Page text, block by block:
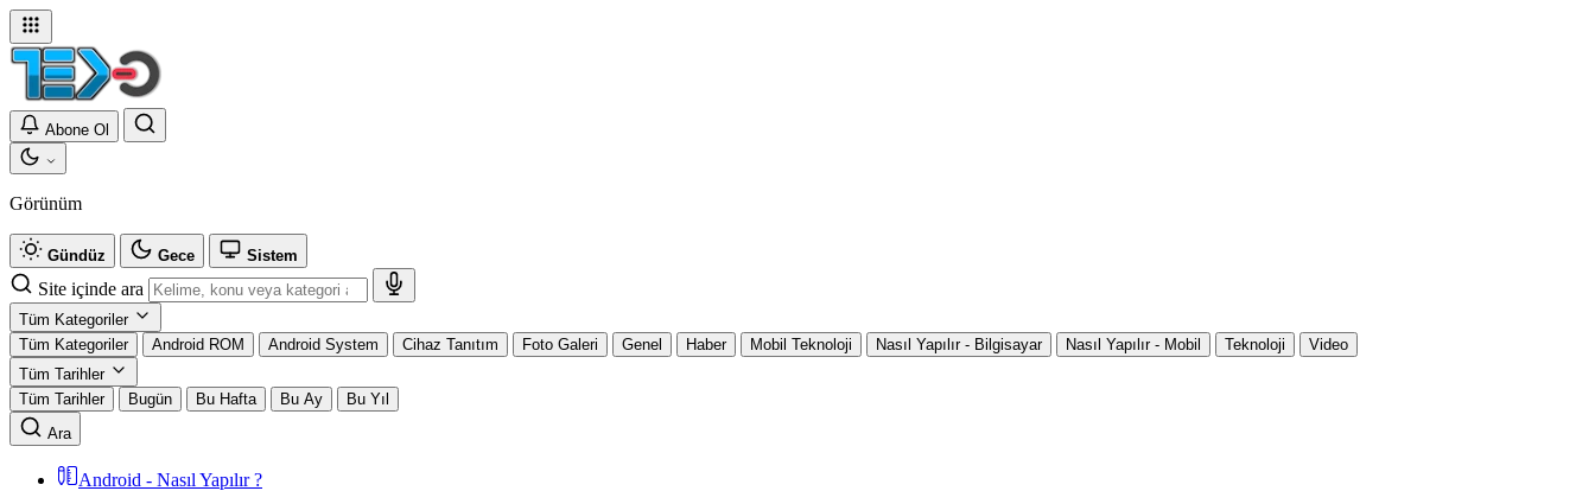
Abone Ol
Görünüm
Gündüz Gece Sistem
Site içinde ara
Tüm Kategoriler
Tüm Kategoriler
Android ROM Android System Cihaz Tanıtım Foto Galeri Genel Haber Mobil Teknoloji Nasıl Yapılır - Bilgisayar Nasıl Yapılır - Mobil Teknoloji
Video
Tüm Tarihler
Tüm Tarihler
Bugün Bu Hafta Bu Ay
Bu Yıl
Ara
Android - Nasıl Yapılır ?